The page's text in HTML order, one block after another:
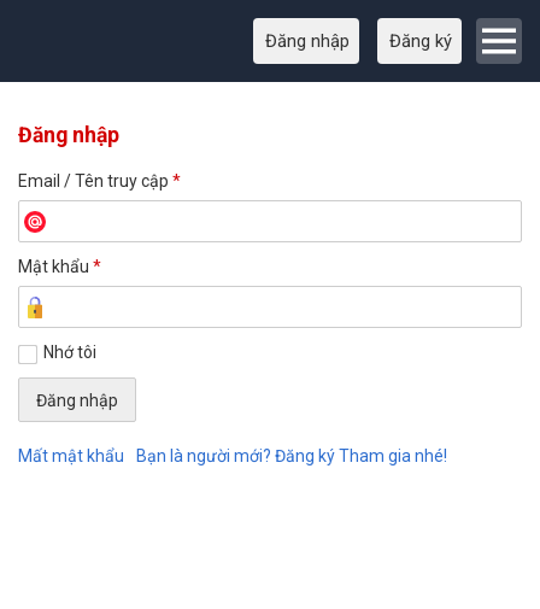
Đăng nhập Đăng ký
Đăng nhập
Email / Tên truy cập *
Mật khẩu *
Nhớ tôi
Mất mật khẩu Bạn là người mới? Đăng ký Tham gia nhé!